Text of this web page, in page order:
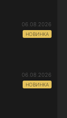
06.08.2026
НОВИНКА
06.08.2026
НОВИНКА